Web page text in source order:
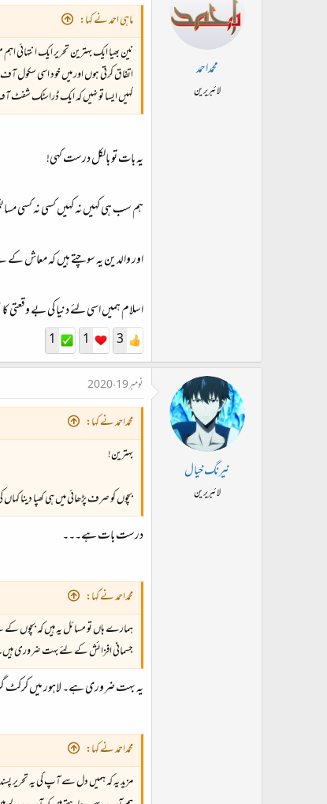
محمداحمد
لائبریرین
ماہی احمد نے کہا:
نین بھیا ایک بہترین تحریر ایک
اتفاق کرتی ہوں اور میں خود اسی سکول آف
کہیں ایسا تو نہیں کہ ایک ڈراسٹک شفٹ
یہ بات تو بالکل درست کہی!
ہم سب ہی کہیں نہ کہیں کسی نہ کسی
اور والدین یہ سوچتے ہیں کہ معاش کے
اسلام ہمیں اسی لئے دنیا کی بے وقعتی
3
1
1
نیرنگ خیال
لائبریرین
نومبر 19، 2020
محمداحمد نے کہا:
بہترین!
بچوں کو صرف پڑھائی میں ہی کھپا دینا
درست بات ہے۔۔۔
محمداحمد نے کہا:
ہمارے ہاں تو مسائل یہ ہیں کہ بچوں کے
جسمانی افزائش کے لئے بہت ضروری
یہ بہت ضروری ہے۔ لاہور میں کرکٹ
محمداحمد نے کہا:
مزید یہ کہ ہمیں دل سے آپ کی یہ